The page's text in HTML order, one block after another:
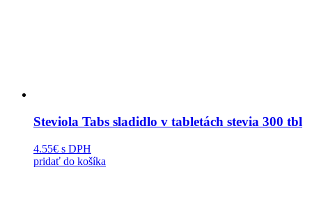
Steviola Tabs sladidlo v tabletách stevia 300 tbl
4.55€ s DPH
pridať do košíka